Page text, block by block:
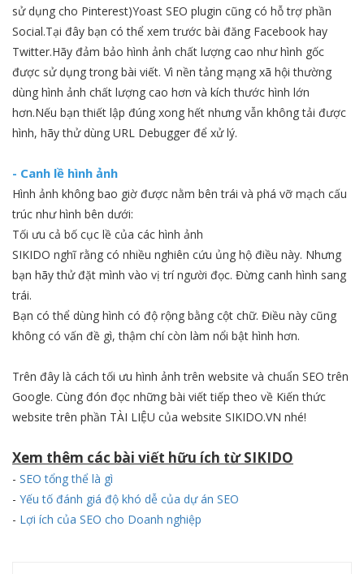
sử dụng cho Pinterest)Yoast SEO plugin cũng có hỗ trợ phần
Social.Tại đây bạn có thể xem trước bài đăng Facebook hay
Twitter.Hãy đảm bảo hình ảnh chất lượng cao như hình gốc
được sử dụng trong bài viết. Vì nền tảng mạng xã hội thường
dùng hình ảnh chất lượng cao hơn và kích thước hình lớn
hơn.Nếu bạn thiết lập đúng xong hết nhưng vẫn không tải được
hình, hãy thử dùng URL Debugger để xử lý.
- Canh lề hình ảnh
Hình ảnh không bao giờ được nằm bên trái và phá vỡ mạch cấu
trúc như hình bên dưới:
Tối ưu cả bố cục lề của các hình ảnh
SIKIDO nghĩ rằng có nhiều nghiên cứu ủng hộ điều này. Nhưng
bạn hãy thử đặt mình vào vị trí người đọc. Đừng canh hình sang
trái.
Bạn có thể dùng hình có độ rộng bằng cột chữ. Điều này cũng
không có vấn đề gì, thậm chí còn làm nổi bật hình hơn.
Trên đây là cách tối ưu hình ảnh trên website và chuẩn SEO trên
Google. Cùng đón đọc những bài viết tiếp theo về Kiến thức
website trên phần TÀI LIỆU của website SIKIDO.VN nhé!
Xem thêm các bài viết hữu ích từ SIKIDO
- SEO tổng thể là gì
- Yếu tố đánh giá độ khó dễ của dự án SEO
- Lợi ích của SEO cho Doanh nghiệp